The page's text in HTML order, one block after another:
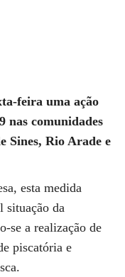
feira uma ação
nas comunidades
Sines, Rio Arade e
esta medida
situação da
se a realização de
piscatória e